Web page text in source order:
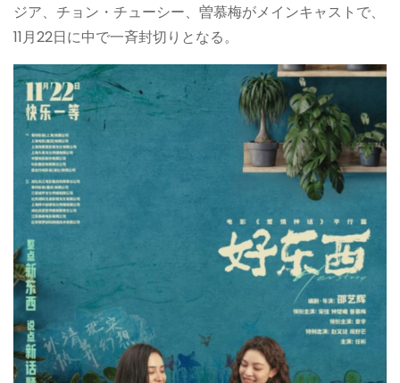
ジア、チョン・チューシー、曽慕梅がメインキャストで、
11月22日に中で一斉封切りとなる。